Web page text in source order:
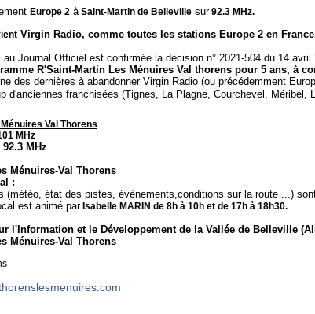
Europe 2 àSaint-Martin de Belleville sur92.3 MHz.
Virgin Radio, comme toutes les stations Europe 2 en
au Journal Officiel est confirmée la décision n° 2021-504 du 14 avril
R'Saint-Martin Les Ménuires Val thorens pour 5 ans, à
des dernières à abandonner Virgin Radio (ou précédemment
d'anciennes franchisées (Tignes, La Plagne, Courchevel, Méribel,
Val Thorens
MHz
MHz
Ménuires-Val Thorens
:
(météo, état des pistes, évènements,conditions sur la route ...)
est animé parIsabelle MARIN de 8h à 10h et de 17h à 18h30.
l'Information et le Développement de la Vallée de Belleville
Ménuires-Val Thorens